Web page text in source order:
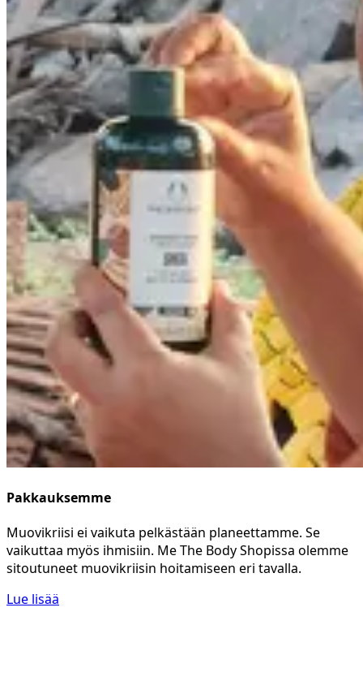
Pakkauksemme
Muovikriisi ei vaikuta pelkästään planeettamme. Se
vaikuttaa myös ihmisiin. Me The Body Shopissa olemme
sitoutuneet muovikriisin hoitamiseen eri tavalla.
Lue lisää